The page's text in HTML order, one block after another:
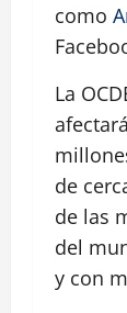
como
La
de
de las
del
y con